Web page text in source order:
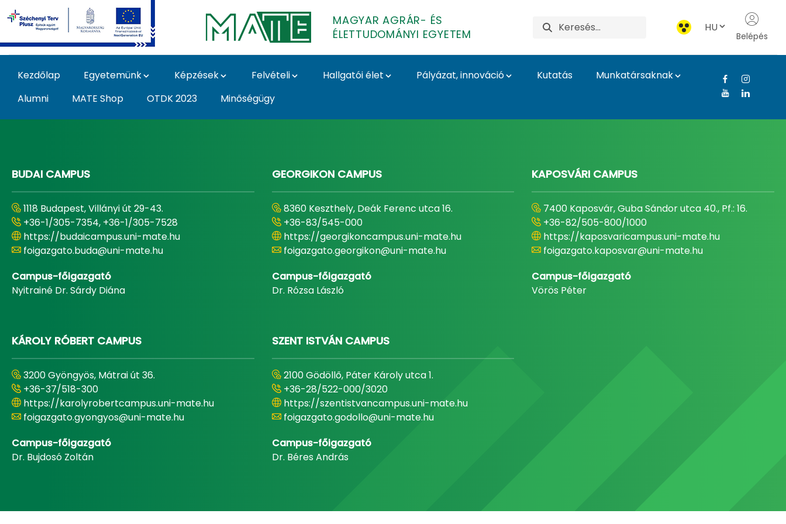
Ugrás a fő tartalomhoz
MAGYAR AGRÁR- ÉS
ÉLETTUDOMÁNYI EGYETEM
HU
Belépés
Kezdőlap Egyetemünk Képzések Felvételi Hallgatói élet Pályázat, innováció Kutatás
Munkatársaknak
Alumni
MATE Shop OTDK 2023 Minőségügy
BUDAI CAMPUS
1118 Budapest, Villányi út 29-43.
+36-1/305-7354, +36-1/305-7528
https://budaicampus.uni-mate.hu
foigazgato.buda@uni-mate.hu
Campus-főigazgató
Nyitrainé Dr. Sárdy Diána
GEORGIKON CAMPUS
8360 Keszthely, Deák Ferenc utca 16.
+36-83/545-000
https://georgikoncampus.uni-mate.hu
foigazgato.georgikon@uni-mate.hu
Campus-főigazgató
Dr. Rózsa László
KAPOSVÁRI CAMPUS
7400 Kaposvár, Guba Sándor utca 40., Pf.: 16.
+36-82/505-800/1000
https://kaposvaricampus.uni-mate.hu
foigazgato.kaposvar@uni-mate.hu
Campus-főigazgató
Vörös Péter
KÁROLY RÓBERT CAMPUS
3200 Gyöngyös, Mátrai út 36.
+36-37/518-300
https://karolyrobertcampus.uni-mate.hu
foigazgato.gyongyos@uni-mate.hu
Campus-főigazgató
Dr. Bujdosó Zoltán
SZENT ISTVÁN CAMPUS
2100 Gödöllő, Páter Károly utca 1.
+36-28/522-000/3020
https://szentistvancampus.uni-mate.hu
foigazgato.godollo@uni-mate.hu
Campus-főigazgató
Dr. Béres András